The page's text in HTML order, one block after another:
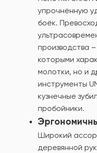
упрочнённую
боёк.
производства
которыми
молотки, но и
инструменты
кузнечные
пробойники.
Широкий
деревянной